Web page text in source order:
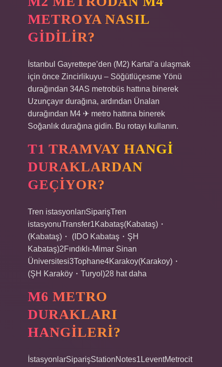
METROYA NASIL
GIDILIR?
İstanbul Gayrettepe’den (M2) Kartal’a ulaşmak
için önce Zincirlikuyu – Söğütlüçesme Yönü
durağından 34AS metrobüs hattına binerek
Uzunçayır durağına, ardından Ünalan
durağından M4 ✈ metro hattına binerek
Soğanlık durağına gidin. Bu rotayı kullanın.
T1 TRAMVAY HANGI
DURAKLARDAN
GEÇIYOR?
Tren istasyonlarıSiparişTren
istasyonuTransfer1Kabataş(Kabataş)・
(Kabataş)・ (IDO Kabataş・ŞH
Kabataş)2Fındıklı-Mimar Sinan
Üniversitesi3Tophane4Karakoy(Karakoy)・
(ŞH Karaköy・Turyol)28 hat daha
M6 METRO
DURAKLARI
HANGILERI?
İstasyonlarSiparişStationNotes1LeventMetrocit